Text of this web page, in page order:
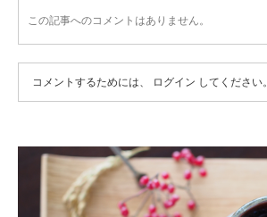
この記事へのコメントはありません。
コメントするためには、 ログイン してください。